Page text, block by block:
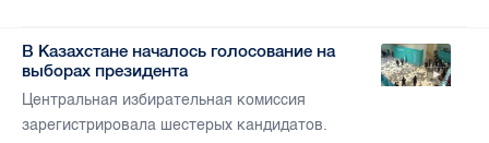
В Казахстане началось голосование на
выборах президента
Центральная избирательная комиссия
зарегистрировала шестерых кандидатов.